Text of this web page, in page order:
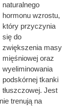
naturalnego
hormonu wzrostu,
który przyczynia
się do
zwiększenia masy
mięśniowej oraz
wyeliminowania
podskórnej tkanki
tłuszczowej. Jest
trenują na